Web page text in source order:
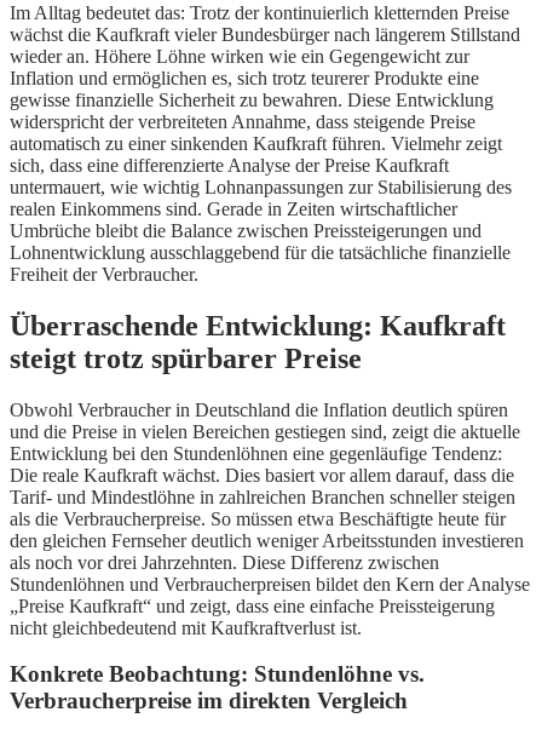
Im Alltag bedeutet das: Trotz der kontinuierlich kletternden Preise
wächst die Kaufkraft vieler Bundesbürger nach längerem Stillstand
wieder an. Höhere Löhne wirken wie ein Gegengewicht zur
Inflation und ermöglichen es, sich trotz teurerer Produkte eine
gewisse finanzielle Sicherheit zu bewahren. Diese Entwicklung
widerspricht der verbreiteten Annahme, dass steigende Preise
automatisch zu einer sinkenden Kaufkraft führen. Vielmehr zeigt
sich, dass eine differenzierte Analyse der Preise Kaufkraft
untermauert, wie wichtig Lohnanpassungen zur Stabilisierung des
realen Einkommens sind. Gerade in Zeiten wirtschaftlicher
Umbrüche bleibt die Balance zwischen Preissteigerungen und
Lohnentwicklung ausschlaggebend für die tatsächliche finanzielle
Freiheit der Verbraucher.
Überraschende Entwicklung: Kaufkraft
steigt trotz spürbarer Preise
Obwohl Verbraucher in Deutschland die Inflation deutlich spüren
und die Preise in vielen Bereichen gestiegen sind, zeigt die aktuelle
Entwicklung bei den Stundenlöhnen eine gegenläufige Tendenz:
Die reale Kaufkraft wächst. Dies basiert vor allem darauf, dass die
Tarif- und Mindestlöhne in zahlreichen Branchen schneller steigen
als die Verbraucherpreise. So müssen etwa Beschäftigte heute für
den gleichen Fernseher deutlich weniger Arbeitsstunden investieren
als noch vor drei Jahrzehnten. Diese Differenz zwischen
Stundenlöhnen und Verbraucherpreisen bildet den Kern der Analyse
„Preise Kaufkraft“ und zeigt, dass eine einfache Preissteigerung
nicht gleichbedeutend mit Kaufkraftverlust ist.
Konkrete Beobachtung: Stundenlöhne vs.
Verbraucherpreise im direkten Vergleich